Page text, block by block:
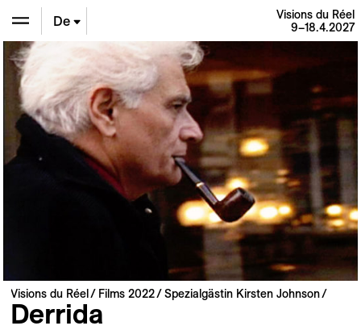
De
Fr
Visions du Réel
9–18.4.2027
Visions du Réel Films 2022 Spezialgästin Kirsten Johnson
Derrida